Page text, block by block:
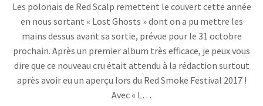
Les polonais de Red Scalp remettent le couvert cette année
en nous sortant « Lost Ghosts » dont on a pu mettre les
mains dessus avant sa sortie, prévue pour le 31 octobre
prochain. Après un premier album très efficace, je peux vous
dire que ce nouveau cru était attendu à la rédaction surtout
après avoir eu un aperçu lors du Red Smoke Festival 2017 !
Avec « L…